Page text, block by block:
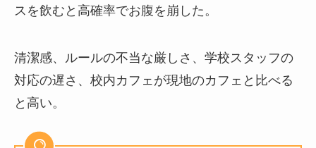
スを飲むと高確率でお腹を崩した。
清潔感、ルールの不当な厳しさ、学校スタッフの
対応の遅さ、校内カフェが現地のカフェと比べる
と高い。